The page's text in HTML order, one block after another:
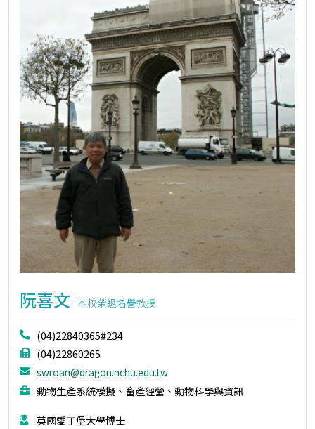
阮喜文 本校榮退名譽教授
(04)22840365#234
(04)22860265
swroan@dragon.nchu.edu.tw
動物生產系統模擬、畜產經營、動物科學與資訊
英國愛丁堡大學博士